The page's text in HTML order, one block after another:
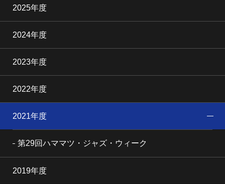
2025年度
2024年度
2023年度
2022年度
2021年度
第29回ハママツ・ジャズ・ウィーク
2019年度